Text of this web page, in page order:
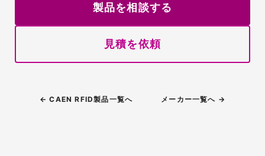
製品を相談する
見積を依頼
← CAEN RFID製品一覧へ メーカー一覧へ →